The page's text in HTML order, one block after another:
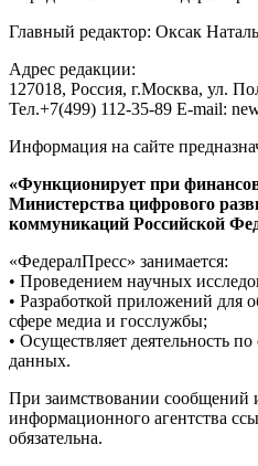
Главный редактор: Оксак
Адрес редакции:
127018, Россия, г.Москва, ул.
Тел.+7(499) 112-35-89 E-mail:
Информация на сайте
«Функционирует при
Министерства цифрового
коммуникаций Российской
«ФедералПресс» занимается:
• Проведением научных
• Разработкой приложений для
сфере медиа и госслужбы;
• Осуществляет деятельность
данных.
При заимствовании сообщений
информационного агентства
обязательна.